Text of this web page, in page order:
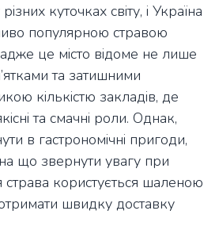
куточках світу, і Україна
популярною стравою
це місто відоме не лише
та затишними
кількістю закладів, де
та смачні роли. Однак,
в гастрономічні пригоди,
що звернути увагу при
страва користується шаленою
швидку доставку